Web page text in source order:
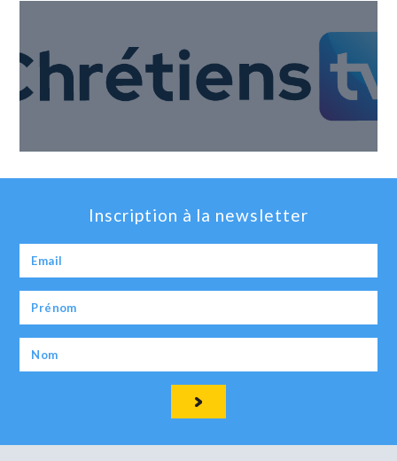
Inscription à la newsletter